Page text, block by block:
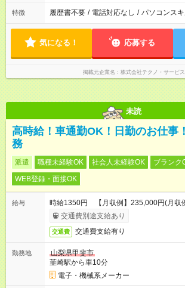
特徴 履歴書不要 / 電話対応なし / パソコンス
気になる！ 応募する
掲載元企業名 株式会社テクノ・サービス
未読
高時給！車通勤OK！日勤のお仕事
務
派遣 職種未経験OK 社会人未経験OK
ブランク
WEB登録・面接OK
給与
時給1350円 【月収例】235,000円(月収
交通費別途支給あり
交通費 交通費支給有り
勤務地
山梨県甲斐市
韮崎駅から車10分
電子・機械系メーカー